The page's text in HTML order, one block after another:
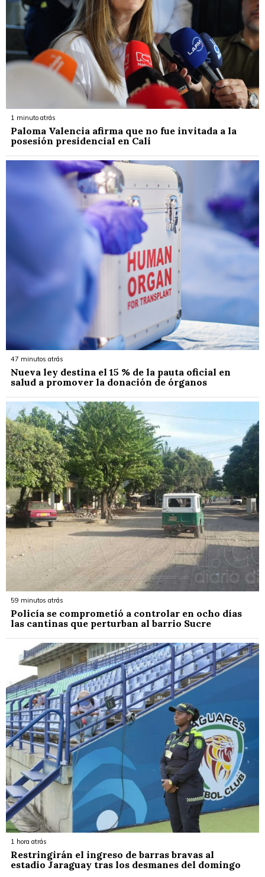
1 minuto atrás
Paloma Valencia afirma que no fue invitada a la
posesión presidencial en Cali
47 minutos atrás
Nueva ley destina el 15 % de la pauta oficial en
salud a promover la donación de órganos
59 minutos atrás
Policía se comprometió a controlar en ocho días
las cantinas que perturban al barrio Sucre
1 hora atrás
Restringirán el ingreso de barras bravas al
estadio Jaraguay tras los desmanes del domingo